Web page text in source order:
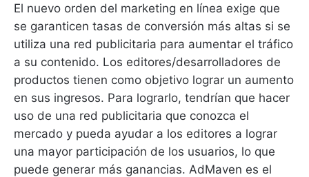
El nuevo orden del marketing en línea exige que
se garanticen tasas de conversión más altas si se
utiliza una red publicitaria para aumentar el tráfico
a su contenido. Los editores/desarrolladores de
productos tienen como objetivo lograr un aumento
en sus ingresos. Para lograrlo, tendrían que hacer
uso de una red publicitaria que conozca el
mercado y pueda ayudar a los editores a lograr
una mayor participación de los usuarios, lo que
puede generar más ganancias. AdMaven es el